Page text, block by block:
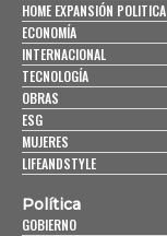
HOME EXPANSIÓN POLITICA
ECONOMÍA
INTERNACIONAL
TECNOLOGÍA
OBRAS
ESG
MUJERES
LIFEANDSTYLE
Política
GOBIERNO